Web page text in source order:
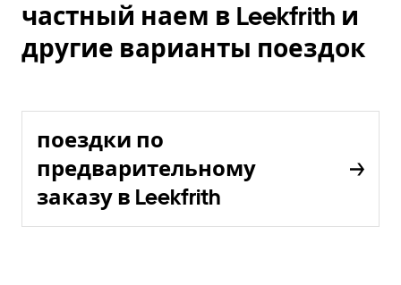
частный наем в Leekfrith и
другие варианты поездок
поездки по
предварительному
заказу в Leekfrith